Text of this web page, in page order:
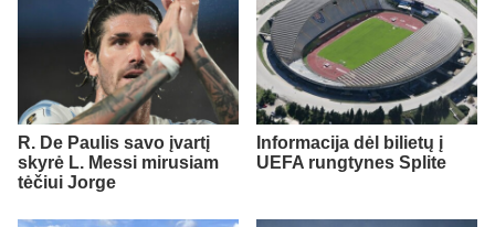
R. De Paulis savo įvartį
skyrė L. Messi mirusiam
tėčiui Jorge
Informacija dėl bilietų į
UEFA rungtynes Splite